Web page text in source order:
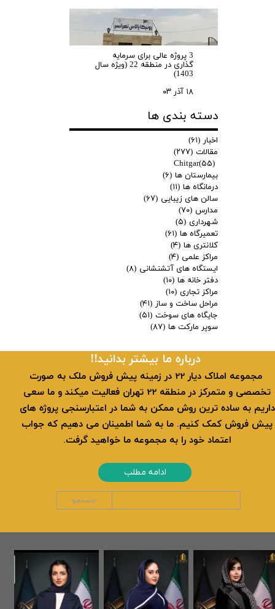
3 پروژه عالی برای سرمایه
گذاری در منطقه 22 (ویژه سال
1403)
۱۸ آذر ۰۳
دسته بندی ها
اخبار (۶۱)
مقالات (۲۷۷)
Chitgar(۵۵)
بیمارستان ها (۶)
درمانگاه ها (۱۱)
سالن های زیبایی (۶۷)
مدارس (۷۰)
شهرداری (۵)
تعمیرگاه ها (۶۱)
کلانتری ها (۴)
مراکز علمی (۴)
ایستگاه های آتشنشانی (۸)
دفتر خانه ها (۱۰)
مراکز تجاری (۱۰)
مراحل ساخت و ساز (۴۱)
جایگاه های سوخت (۵۱)
سوپر مارکت ها (۸۷)
​​درباره ما بیشتر بدانید!!
​ مجموعه املاک دیار 22 در زمینه پیش فروش ملک به صورت
تخصصی و متمرکز در منطقه 22 تهران فعالیت میکند و ما سعی
داریم به ساده ترین روش ممکن به شما در اعتبارسنجی پروژه های
پیش فروش کمک کنیم. ما به شما اطمینان می دهیم که جواب
اعتماد خود را به مجموعه ما خواهید گرفت.
ادامه مطلب
جستجو